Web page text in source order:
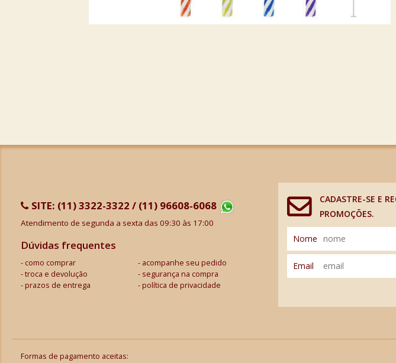
SITE: (11) 3322-3322 / (11) 96608-6068
Atendimento de segunda a sexta das 09:30 às 17:00
Dúvidas frequentes
como comprar
acompanhe seu pedido
troca e devolução
segurança na compra
prazos de entrega
política de privacidade
CADASTRE-SE E
PROMOÇÕES.
Nome
Email
Formas de pagamento aceitas: